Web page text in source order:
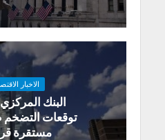
الاخبار
البنك
توقعات التضخم
مستقرة